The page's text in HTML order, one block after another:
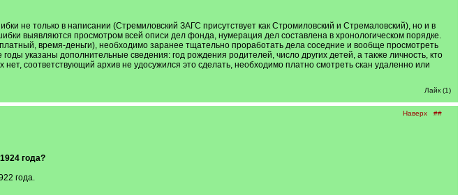
не только в написании (Стремиловский ЗАГС присутствует как Стромиловский и Стремаловский), но и в
выявляются просмотром всей описи дел фонда, нумерация дел составлена в хронологическом порядке.
время-деньги), необходимо заранее тщательно проработать дела соседние и вообще просмотреть
указаны дополнительные сведения: год рождения родителей, число других детей, а также личность, кто
соответствующий архив не удосужился это сделать, необходимо платно смотреть скан удаленно или
Лайк (1)
Наверх ##
года?
года.